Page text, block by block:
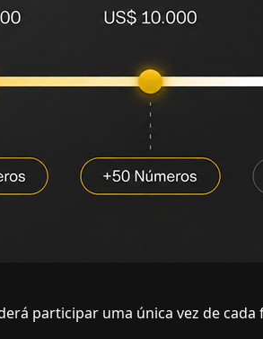
participar uma única vez de cada